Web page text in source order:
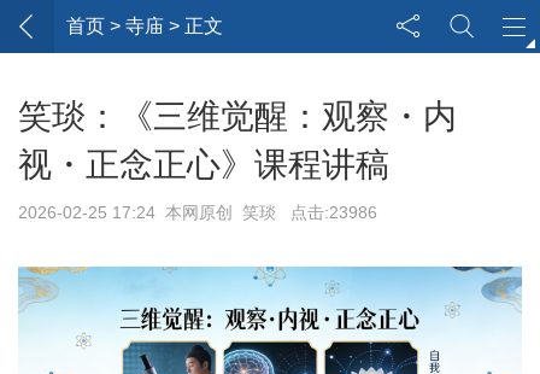
首页 > 寺庙 > 正文
笑琰：《三维觉醒：观察・内
视・正念正心》课程讲稿
2026-02-25 17:24 本网原创 笑琰 点击:23986